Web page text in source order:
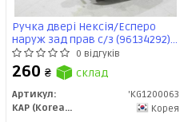
Ручка двері Нексія/Есперо
наруж зад прав с/з (96134292)
KG1200063 KAP0 відгуків
260 ₴ склад
Артикул:
'KG1200063
KAP (KoreaAutoParts)
Корея